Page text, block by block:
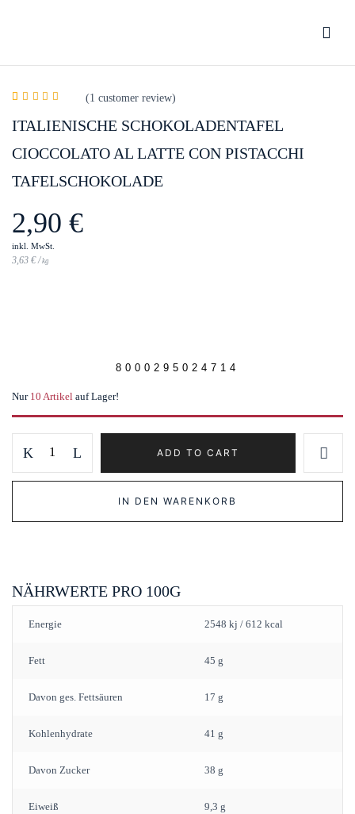
of 5 based on
(1 customer review)
ITALIENISCHE SCHOKOLADENTAFEL
CIOCCOLATO AL LATTE CON PISTACCHI
TAFELSCHOKOLADE
2,90 €
inkl. MwSt.
3,63 € / kg
8000295024714
Nur 10 Artikel auf Lager!
Cioccolato
latte
Tafelschokolade
quantity
ADD TO CART
IN DEN WARENKORB
NÄHRWERTE PRO 100G
Energie 2548 kj / 612 kcal
Fett 45 g
Davon ges. Fettsäuren 17 g
Kohlenhydrate 41 g
Davon Zucker 38 g
Eiweiß 9,3 g
You must belogged into post a review.